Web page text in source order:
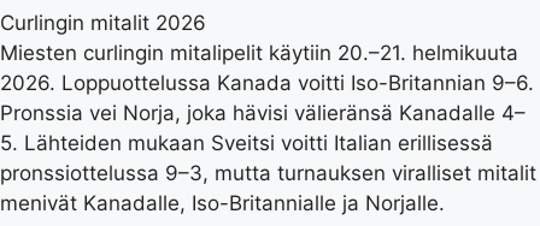
Curlingin mitalit 2026
Miesten curlingin mitalipelit käytiin 20.–21. helmikuuta
2026. Loppuottelussa Kanada voitti Iso-Britannian 9–6.
Pronssia vei Norja, joka hävisi välieränsä Kanadalle 4–
5. Lähteiden mukaan Sveitsi voitti Italian erillisessä
pronssiottelussa 9–3, mutta turnauksen viralliset mitalit
menivät Kanadalle, Iso-Britannialle ja Norjalle.